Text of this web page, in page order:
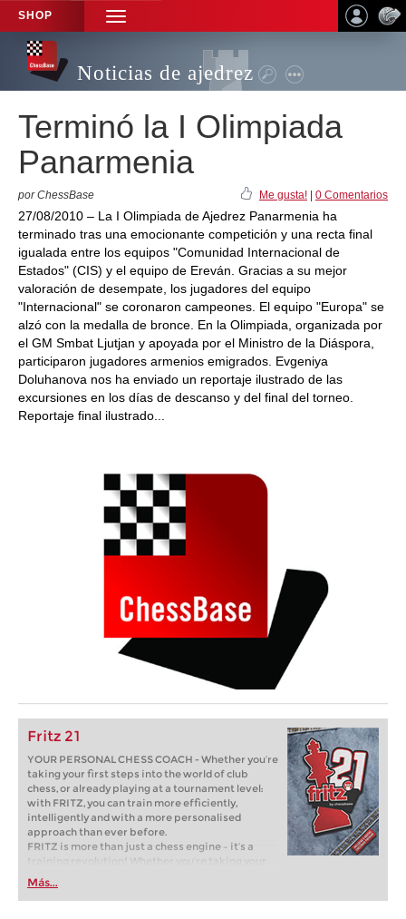
SHOP
TOGGLE
NAVIGATION
Noticias de ajedrez
Terminó la I Olimpiada
Panarmenia
por ChessBase Me gusta! 0 Comentarios
27/08/2010 – La I Olimpiada de Ajedrez Panarmenia ha
terminado tras una emocionante competición y una recta final
igualada entre los equipos "Comunidad Internacional de
Estados" (CIS) y el equipo de Ereván. Gracias a su mejor
valoración de desempate, los jugadores del equipo
"Internacional" se coronaron campeones. El equipo "Europa" se
alzó con la medalla de bronce. En la Olimpiada, organizada por
el GM Smbat Ljutjan y apoyada por el Ministro de la Diáspora,
participaron jugadores armenios emigrados. Evgeniya
Doluhanova nos ha enviado un reportaje ilustrado de las
excursiones en los días de descanso y del final del torneo.
Reportaje final ilustrado...
Fritz 21
YOUR PERSONAL CHESS COACH - Whether you’re
taking your first steps into the world of club
chess, or already playing at a tournament level:
with FRITZ, you can train more efficiently,
intelligently and with a more personalised
approach than ever before.
FRITZ is more than just a chess engine – it’s a
training revolution! Whether you’re taking your
first steps into the world of club chess, or already
playing at a tournament level: with FRITZ, you can
train more efficiently, intelligently and with a
Más...